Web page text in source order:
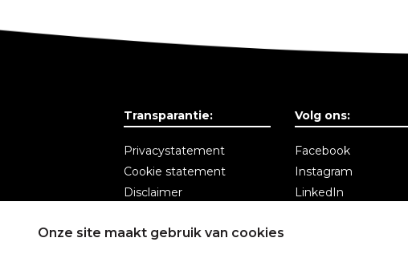
Onze site maakt gebruik van cookies
Transparantie:
Privacystatement
Cookie statement
Disclaimer
Volg ons:
Facebook
Instagram
LinkedIn